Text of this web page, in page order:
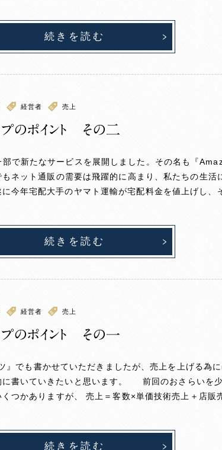
続きを読む
経営者 売上
のポイント その二
新たなサービスを展開しました。その名も『
ネット通販の需要は飛躍的に高まり、私たちの生活
今年宅配大手のヤマト運輸が宅配料金を値上げし、
続きを読む
経営者 売上
のポイント その一
でも書かせていただきましたが、売上を上げる為
に書いていきたいと思います。 前回のおさらいを
つかありますが、 売上＝客数×単価技術売上＋店
続きを読む